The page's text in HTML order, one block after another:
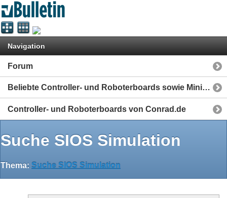
Navigation
Forum
Beliebte Controller- und Roboterboards sowie Mini-Computer
Controller- und Roboterboards von Conrad.de
Suche SIOS Simulation
Thema: Suche SIOS Simulation